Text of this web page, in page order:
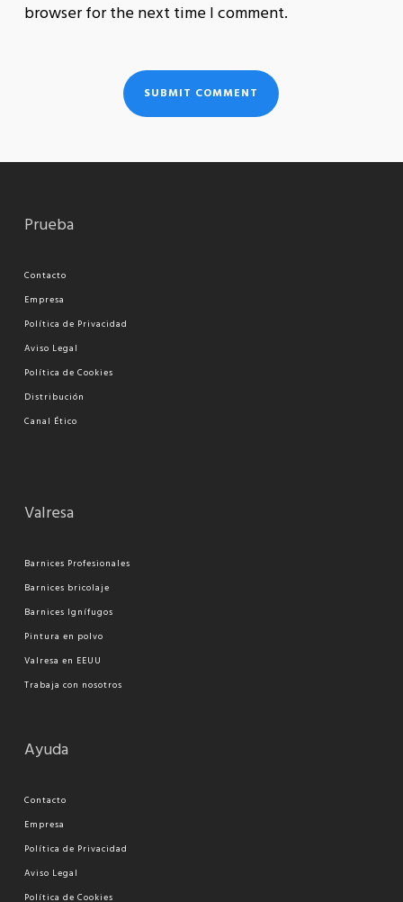
browser for the next time I comment.
Prueba
Contacto
Empresa
Política de Privacidad
Aviso Legal
Política de Cookies
Distribución
Canal Ético
Valresa
Barnices Profesionales
Barnices bricolaje
Barnices Ignífugos
Pintura en polvo
Valresa en EEUU
Trabaja con nosotros
Ayuda
Contacto
Empresa
Política de Privacidad
Aviso Legal
Política de Cookies